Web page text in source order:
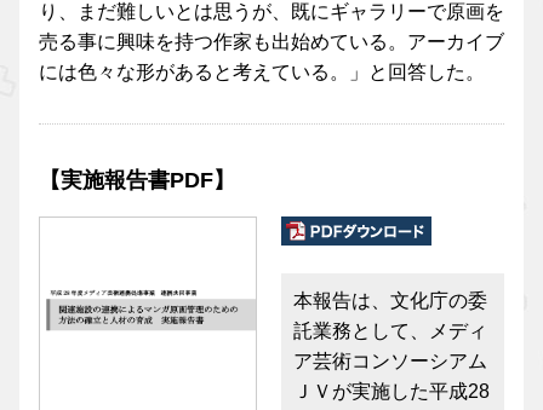
り、まだ難しいとは思うが、既にギャラリーで原画を
売る事に興味を持つ作家も出始めている。アーカイブ
には色々な形があると考えている。」と回答した。
【実施報告書PDF】
本報告は、文化庁の委
託業務として、メディ
ア芸術コンソーシアム
ＪＶが実施した平成28